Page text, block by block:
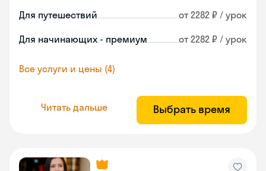
Для путешествий от 2282 ₽ / урок
Для начинающих - премиум от 2282 ₽ / урок
Все услуги и цены (4)
Читать дальше Выбрать время